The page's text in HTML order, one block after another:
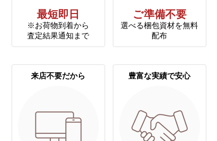
最短即日
※お荷物到着から
査定結果通知まで
ご準備不要
選べる梱包資材を無料
配布
来店不要だから 豊富な実績で安心